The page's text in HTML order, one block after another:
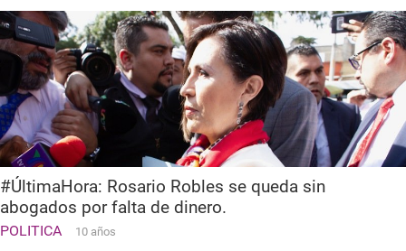
#ÚltimaHora: Rosario Robles se queda sin
abogados por falta de dinero.
POLITICA 10 años